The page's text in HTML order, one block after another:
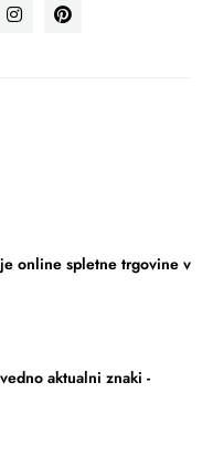
online spletne trgovine v
aktualni znaki -